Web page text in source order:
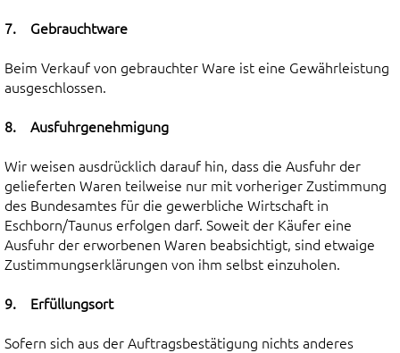
7. Gebrauchtware
Beim Verkauf von gebrauchter Ware ist eine Gewährleistung
ausgeschlossen.
8. Ausfuhrgenehmigung
Wir weisen ausdrücklich darauf hin, dass die Ausfuhr der
gelieferten Waren teilweise nur mit vorheriger Zustimmung
des Bundesamtes für die gewerbliche Wirtschaft in
Eschborn/Taunus erfolgen darf. Soweit der Käufer eine
Ausfuhr der erworbenen Waren beabsichtigt, sind etwaige
Zustimmungserklärungen von ihm selbst einzuholen.
9. Erfüllungsort
Sofern sich aus der Auftragsbestätigung nichts anderes